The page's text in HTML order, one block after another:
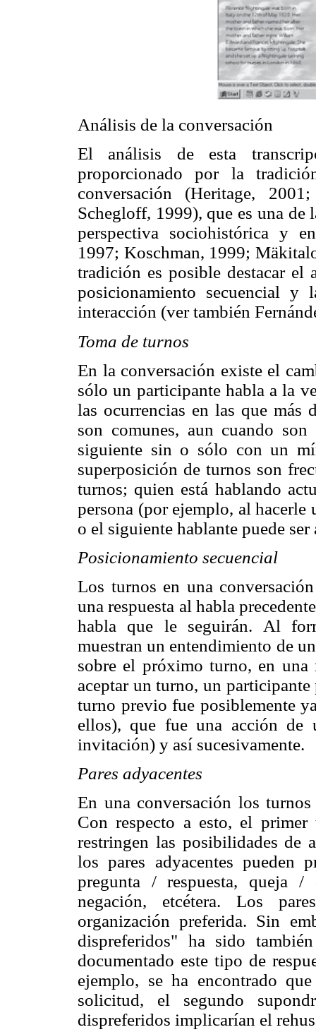
Análisis de la conversación
El análisis de esta
proporcionado por la
conversación (Heritage,
Schegloff, 1999), que es una de
perspectiva sociohistórica y
1997; Koschman, 1999;
tradición es posible destacar el
posicionamiento secuencial y
interacción (ver también
Toma de turnos
En la conversación existe el
sólo un participante habla a la
las ocurrencias en las que más
son comunes, aun cuando
siguiente sin o sólo con un
superposición de turnos son
turnos; quien está hablando
persona (por ejemplo, al
o el siguiente hablante puede
Posicionamiento secuencial
Los turnos en una
una respuesta al habla
habla que le seguirán. Al
muestran un entendimiento de
sobre el próximo turno, en
aceptar un turno, un
turno previo fue posiblemente
ellos), que fue una acción
invitación) y así sucesivamente.
Pares adyacentes
En una conversación los
Con respecto a esto, el primer
restringen las posibilidades de
los pares adyacentes pueden
pregunta / respuesta, queja
negación, etcétera. Los
organización preferida. Sin
dispreferidos" ha sido
documentado este tipo de
ejemplo, se ha encontrado
solicitud, el segundo
dispreferidos implicarían el